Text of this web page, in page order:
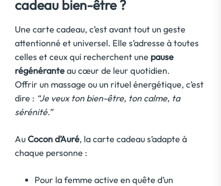
cadeau bien-être ?
Une carte cadeau, c’est avant tout un geste
attentionné et universel. Elle s’adresse à toutes
celles et ceux qui recherchent une pause
régénéranteau cœur de leur quotidien.
Offrir un massage ou un rituel énergétique, c’est
dire : “Je veux ton bien-être, ton calme, ta
sérénité.”
AuCocon d’Auré, la carte cadeau s’adapte à
chaque personne :
Pour la femme active en quête d’un